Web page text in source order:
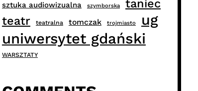
sztuka audiowizualna szymborska
taniec
teatr
teatralna tomczak trojmiasto
ug
uniwersytet gdański
WARSZTATY